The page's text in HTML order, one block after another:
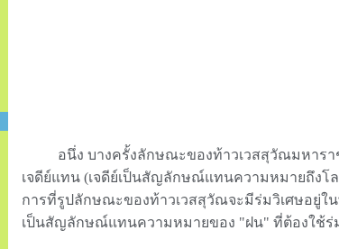
อนึ่ง บางครั้งลักษณะของท้าวเวสสุวัณมหาราช
เจดีย์แทน (เจดีย์เป็นสัญลักษณ์แทนความหมายถึง
การที่รูปลักษณะของท้าวเวสสุวัณจะมีร่มวิเศษอยู่ใ
เป็นสัญลักษณ์แทนความหมายของ "ฝน" ที่ต้องใช้ร่